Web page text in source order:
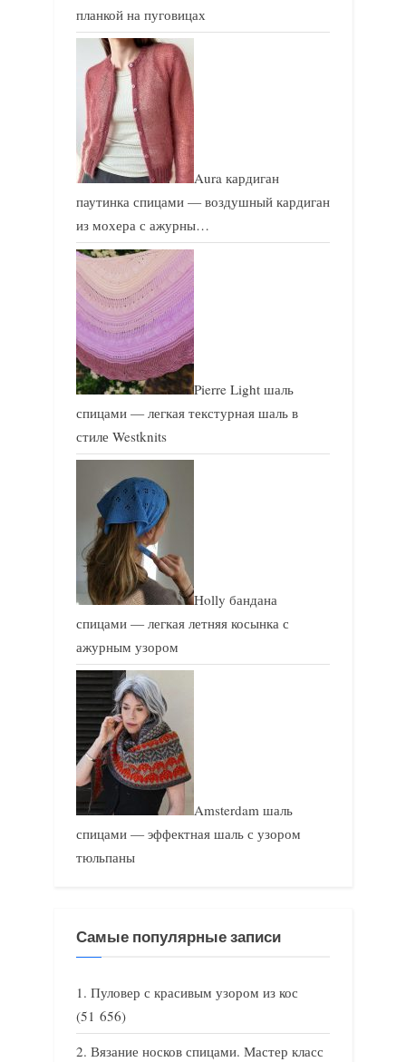
планкой на пуговицах
Aura кардиган
паутинка спицами — воздушный кардиган
из мохера с ажурны…
Pierre Light шаль
спицами — легкая текстурная шаль в
стиле Westknits
Holly бандана
спицами — легкая летняя косынка с
ажурным узором
Amsterdam шаль
спицами — эффектная шаль с узором
тюльпаны
Самые популярные записи
Пуловер с красивым узором из кос
(51 656)
Вязание носков спицами. Мастер класс